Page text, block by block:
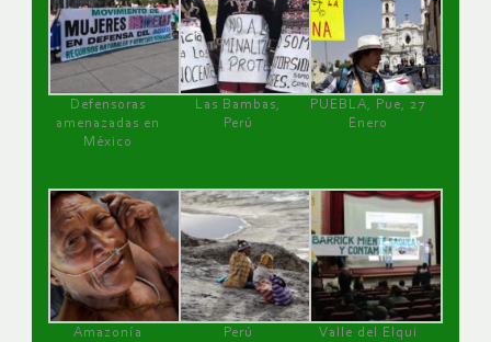
Defensoras
amenazadas en
México
Las Bambas,
Perú
PUEBLA, Pue, 27
Enero
Amazonía
Perú
Valle del Elqui